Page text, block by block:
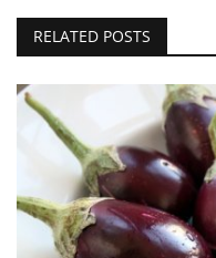
RELATED POSTS